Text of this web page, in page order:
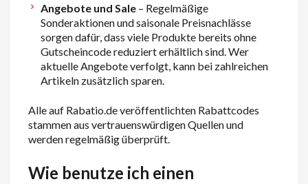
Angebote und Sale– Regelmäßige
Sonderaktionen und saisonale Preisnachlässe
sorgen dafür, dass viele Produkte bereits ohne
Gutscheincode reduziert erhältlich sind. Wer
aktuelle Angebote verfolgt, kann bei zahlreichen
Artikeln zusätzlich sparen.
Alle auf Rabatio.de veröffentlichten Rabattcodes
stammen aus vertrauenswürdigen Quellen und
werden regelmäßig überprüft.
Wie benutze ich einen